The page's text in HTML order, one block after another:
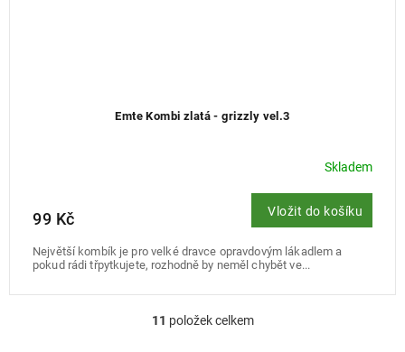
Emte Kombi zlatá - grizzly vel.3
Skladem
99 Kč Vložit do košíku
Největší kombík je pro velké dravce opravdovým lákadlem a
pokud rádi třpytkujete, rozhodně by neměl chybět ve...
O
11 položek celkem